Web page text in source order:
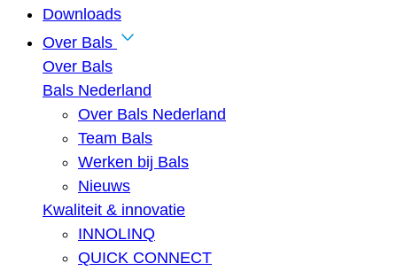
Downloads
Over Bals
Over Bals
Bals Nederland
Over Bals Nederland
Team Bals
Werken bij Bals
Nieuws
Kwaliteit & innovatie
INNOLINQ
QUICK CONNECT